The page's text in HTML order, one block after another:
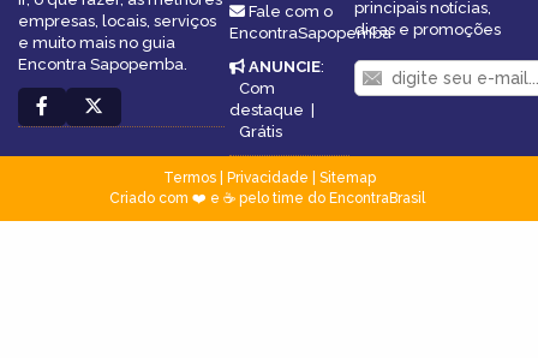
empresas, locais, serviços
e muito mais no guia
Encontra Sapopemba.
Fale com o
EncontraSapopemba
ANUNCIE:
Com
destaque |
Grátis
principais notícias,
dicas e promoções
Termos| Privacidade
Sitemap
Criado com ❤️ e ☕ pelo time do EncontraBrasil